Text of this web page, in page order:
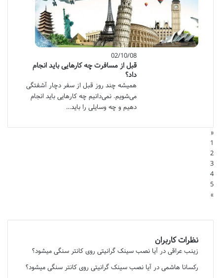
02/10/08
قبل از مسافرت چه کارهایی باید انجام
داد؟
همیشه چند روز قبل از سفر دچار آشفتگی
می‌شویم. نمی‌دانیم چه کارهایی باید انجام
دهیم و چه وسایلی را باید…
«
1
2
3
4
5
»
نظرات کاربران
زینب عراقی در آیا نصب سینک گرانیتی روی کانتر سنگی میشود؟
رکسانا هاشمی در آیا نصب سینک گرانیتی روی کانتر سنگی میشود؟